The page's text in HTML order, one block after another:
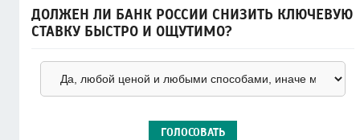
ДОЛЖЕН ЛИ БАНК РОССИИ СНИЗИТЬ КЛЮЧЕВУЮ
СТАВКУ БЫСТРО И ОЩУТИМО?
ГОЛОСОВАТЬ